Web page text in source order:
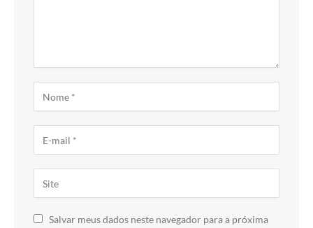
Salvar meus dados neste navegador para a próxima